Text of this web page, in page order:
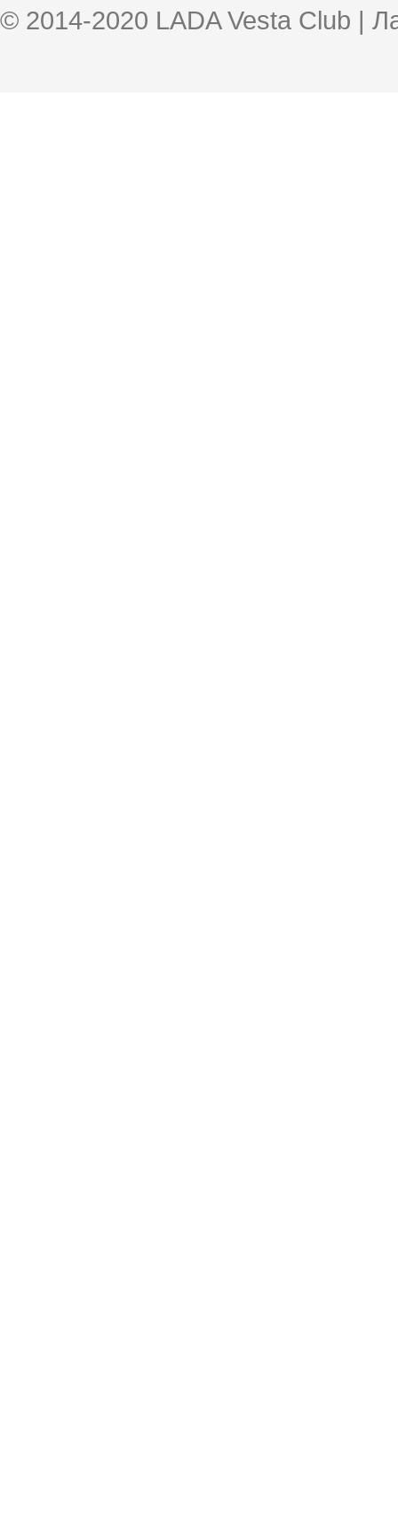
© 2014-2020 LADA Vesta Club |